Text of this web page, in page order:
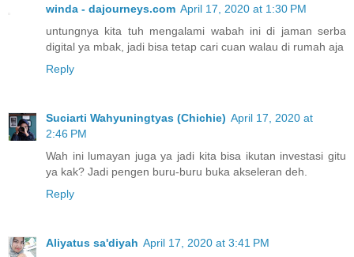
winda - dajourneys.com April 17, 2020 at 1:30 PM
untungnya kita tuh mengalami wabah ini di jaman serba
digital ya mbak, jadi bisa tetap cari cuan walau di rumah aja
Reply
Suciarti Wahyuningtyas (Chichie) April 17, 2020 at
2:46 PM
Wah ini lumayan juga ya jadi kita bisa ikutan investasi gitu
ya kak? Jadi pengen buru-buru buka akseleran deh.
Reply
Aliyatus sa'diyah April 17, 2020 at 3:41 PM